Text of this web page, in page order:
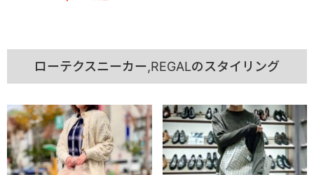
ローテクスニーカー,REGALのスタイリング